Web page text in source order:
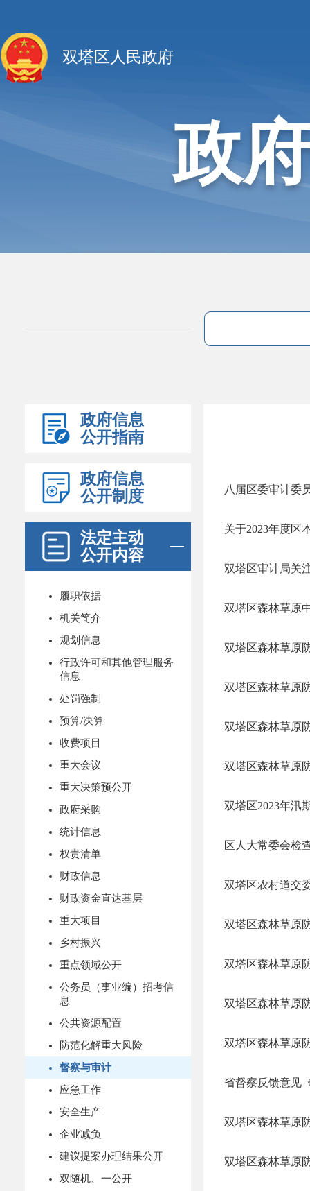
双塔区人民政府
政
政府信息
公开指南
政府信息
公开制度
法定主动
公开内容
履职依据
机关简介
规划信息
行政许可和其他管理服务
信息
处罚强制
预算/决算
收费项目
重大会议
重大决策预公开
政府采购
统计信息
权责清单
财政信息
财政资金直达基层
重大项目
乡村振兴
重点领域公开
公务员（事业编）招考信
息
公共资源配置
防范化解重大风险
督察与审计
应急工作
安全生产
企业减负
建议提案办理结果公开
双随机、一公开
八届区委审计委
关于2023年度区
双塔区审计局关
双塔区森林草原
双塔区森林草原
双塔区森林草原
双塔区森林草原
双塔区森林草原
双塔区2023年汛
区人大常委会检
双塔区农村道交
双塔区森林草原
双塔区森林草原
双塔区森林草原
双塔区森林草原
省督察反馈意见
双塔区森林草原
双塔区森林草原